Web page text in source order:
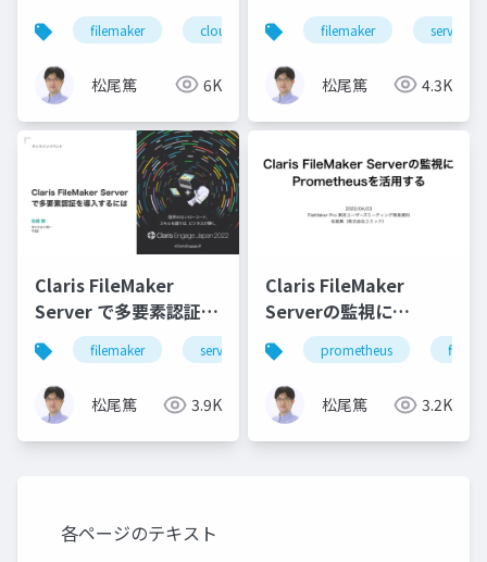
Cloud に接続する際に
知っておきたいポイン
ト
filemaker cloud
松尾篤 6K
最新情報filemaker server
松尾篤 4.3K
Claris FileMaker
Server で多要素認証を
導入するには
filemaker server security mfa
松尾篤 3.9K
Claris FileMaker
Serverの監視に
Prometheusを活用す
る
prometheus
松尾篤 3.2K
各ページのテキスト